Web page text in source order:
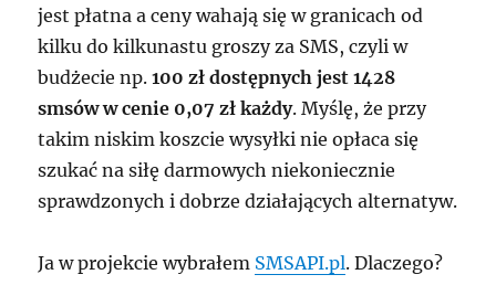
jest płatna a ceny wahają się w granicach od
kilku do kilkunastu groszy za SMS, czyli w
budżecie np.100 zł dostępnych jest 1428
smsów w cenie 0,07 zł każdy. Myślę, że przy
takim niskim koszcie wysyłki nie opłaca się
szukać na siłę darmowych niekoniecznie
sprawdzonych i dobrze działających alternatyw.
Ja w projekcie wybrałem SMSAPI.pl. Dlaczego?